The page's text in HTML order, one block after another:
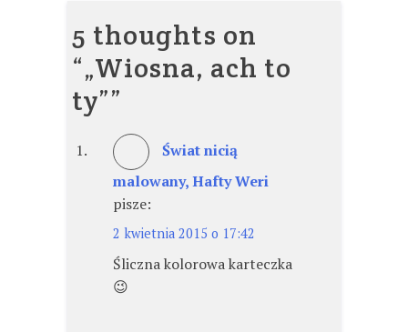
5 thoughts on
“„Wiosna, ach to
ty””
Świat nicią
malowany, Hafty Weri
pisze:
2 kwietnia 2015 o 17:42
Śliczna kolorowa karteczka
😉